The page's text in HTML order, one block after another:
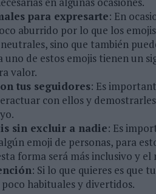
para expresarte: En
aburrido por lo que los
sino que también
uno de estos emojis tienen un
valor.
tus seguidores: Es
con ellos y
sin excluir a nadie: Es
emoji de personas, para
forma será más inclusivo y
: Si lo que quieres es que
habituales y divertidos.